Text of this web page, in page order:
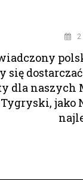
2
się
dla naszych
jako